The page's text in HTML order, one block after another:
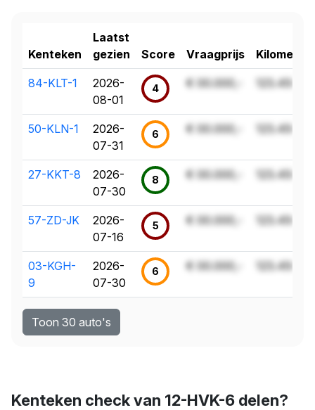
Kenteken
Laatst
gezien
Score Vraagprijs
84-KLT-1
2026-
08-01
4 € 00.000,- 123.456 km
50-KLN-1
2026-
07-31
6 € 00.000,- 123.456 km
27-KKT-8
2026-
07-30
8 € 00.000,- 123.456 km
57-ZD-JK
2026-
07-16
5 € 00.000,- 123.456 km
03-KGH-
9
2026-
07-30
6 € 00.000,- 123.456 km
Toon 30 auto's
Kenteken check van 12-HVK-6 delen?